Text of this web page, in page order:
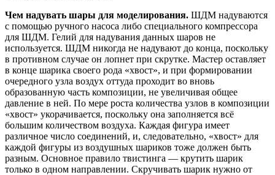
Чем надувать шары для моделирования. ШДМ надуваются
с помощью ручного насоса либо специального компрессора
для ШДМ. Гелий для надувания данных шаров не
используется. ШДМ никогда не надувают до конца, поскольку
в противном случае он лопнет при скрутке. Мастер оставляет
в конце шарика своего рода «хвост», и при формировании
очередного узла воздух оттуда проходит во вновь
образованную часть композиции, не увеличивая общее
давление в ней. По мере роста количества узлов в композиции
«хвост» укорачивается, поскольку она заполняется всё
большим количеством воздуха. Каждая фигура имеет
различное число соединений, и, следовательно, «хвост» для
каждой фигуры из воздушных шариков тоже должен быть
разным. Основное правило твистинга — крутить шарик
только в одном направлении. Скручивать шарик нужно от